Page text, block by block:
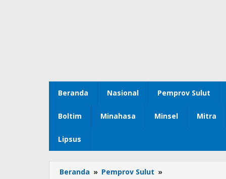
Beranda Nasional Pemprov Sulut
Boltim Minahasa Minsel Mitra
Lipsus
Beranda » Pemprov Sulut »